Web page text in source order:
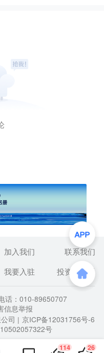
114 26
加入我们
联系我们
我要入驻 投资者关系
话：010-89650707
信息举报
司 | 京ICP备12031756号-6
号